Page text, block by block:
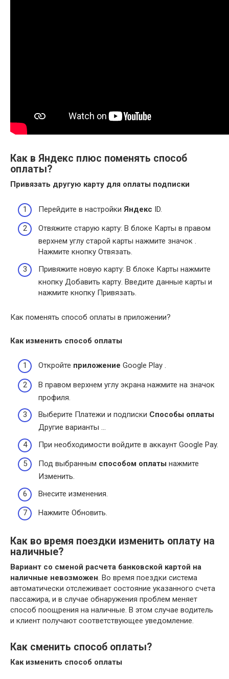
Как в Яндекс плюс поменять способ
оплаты?
Привязать другую карту для оплаты подписки
Перейдите в настройки Яндекс ID.
Отвяжите старую карту: В блоке Карты в правом
верхнем углу старой карты нажмите значок .
Нажмите кнопку Отвязать.
Привяжите новую карту: В блоке Карты нажмите
кнопку Добавить карту. Введите данные карты и
нажмите кнопку Привязать.
Как поменять способ оплаты в приложении?
Как изменить способ оплаты
Откройте приложение Google Play .
В правом верхнем углу экрана нажмите на значок
профиля.
Выберите Платежи и подписки Способы оплаты
Другие варианты …
При необходимости войдите в аккаунт Google Pay.
Под выбранным способом оплаты нажмите
Изменить.
Внесите изменения.
Нажмите Обновить.
Как во время поездки изменить оплату на
наличные?
Вариант со сменой расчета банковской картой на
наличные невозможен. Во время поездки система
автоматически отслеживает состояние указанного счета
пассажира, и в случае обнаружения проблем меняет
способ поощрения на наличные. В этом случае водитель
и клиент получают соответствующее уведомление.
Как сменить способ оплаты?
Как изменить способ оплаты